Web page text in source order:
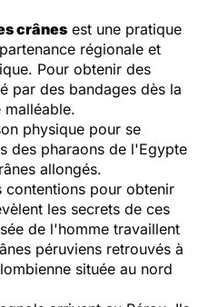
crânes est une pratique
régionale et
Pour obtenir des
par des bandages dès la
malléable.
physique pour se
des pharaons de l'Egypte
allongés.
contentions pour obtenir
les secrets de ces
de l'homme travaillent
péruviens retrouvés à
située au nord